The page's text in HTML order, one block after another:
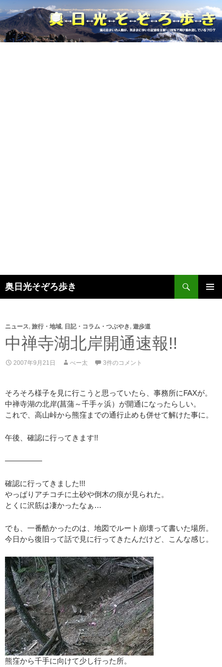
奥日光そぞろ歩き
索
ン
ツ
へ
キ
プ
ニュース, 旅行・地域, 日記・コラム・つぶやき , 遊歩道
中禅寺湖北岸開通速報!!
2007年9月21日 べー太 3件のコメント
そろそろ様子を見に行こうと思っていたら、事務所にFAXが。
中禅寺湖の北岸(菖蒲～千手ヶ浜）が開通になったらしい。
これで、高山峠から熊窪までの通行止めも併せて解けた事に。
午後、確認に行ってきます!!
—————
確認に行ってきました!!!
やっぱりアチコチに土砂や倒木の痕が見られた。
とくに沢筋は凄かったなぁ…
でも、一番酷かったのは、地図でルート崩壊って書いた場所。
今日から復旧って話で見に行ってきたんだけど、こんな感じ。
熊窪から千手に向けて少し行った所。